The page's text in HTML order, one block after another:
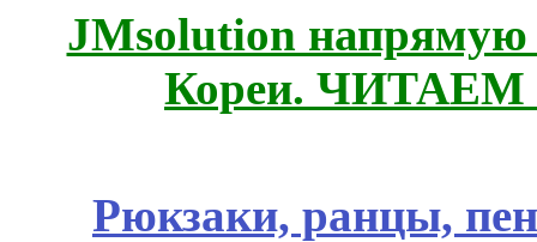
JMsolution
Кореи.
Рюкзаки, ранцы,